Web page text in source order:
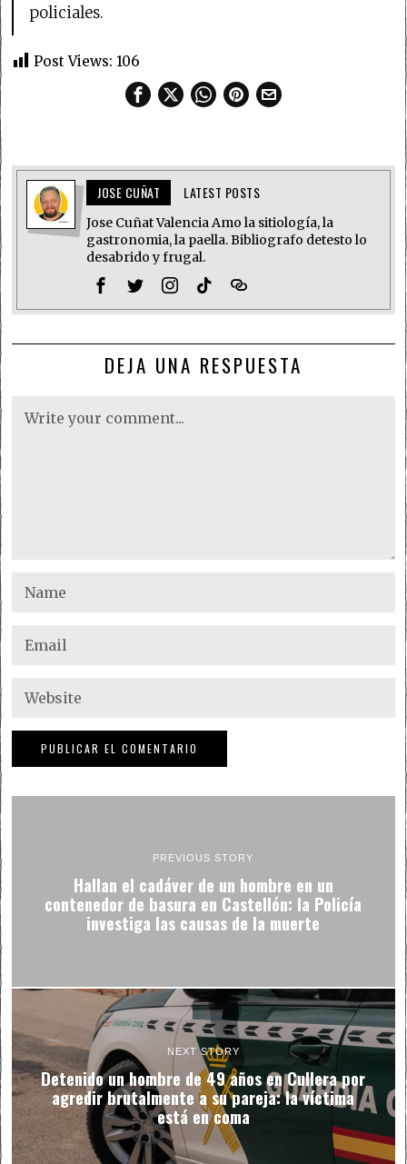
policiales.
Post Views: 106
JOSE CUÑAT LATEST POSTS
Jose Cuñat Valencia Amo la sitiología, la
gastronomia, la paella. Bibliografo detesto lo
desabrido y frugal.
DEJA UNA RESPUESTA
PREVIOUS STORY
Hallan el cadáver de un hombre en un
contenedor de basura en Castellón: la Policía
investiga las causas de la muerte
NEXT STORY
Detenido un hombre de 49 años en Cullera por
agredir brutalmente a su pareja: la víctima
está en coma